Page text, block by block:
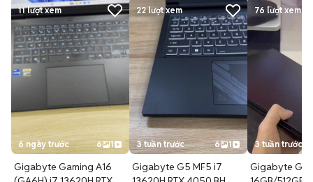
11lượt xem
6 ngày trước 6 1
Gigabyte Gaming A16
22lượt xem
3 tuần trước 6 1
Gigabyte G5 MF5 i7
76 lượt xem
3 tuần trước
Gigabyte G7